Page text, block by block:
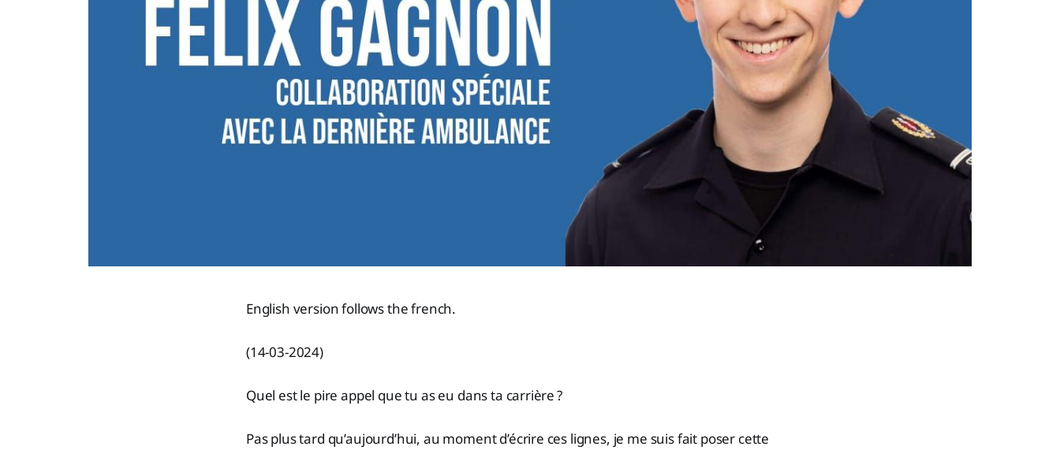
English version follows the french.
(14-03-2024)
Quel est le pire appel que tu as eu dans ta carrière ?
Pas plus tard qu’aujourd’hui, au moment d’écrire ces lignes, je me suis fait poser cette